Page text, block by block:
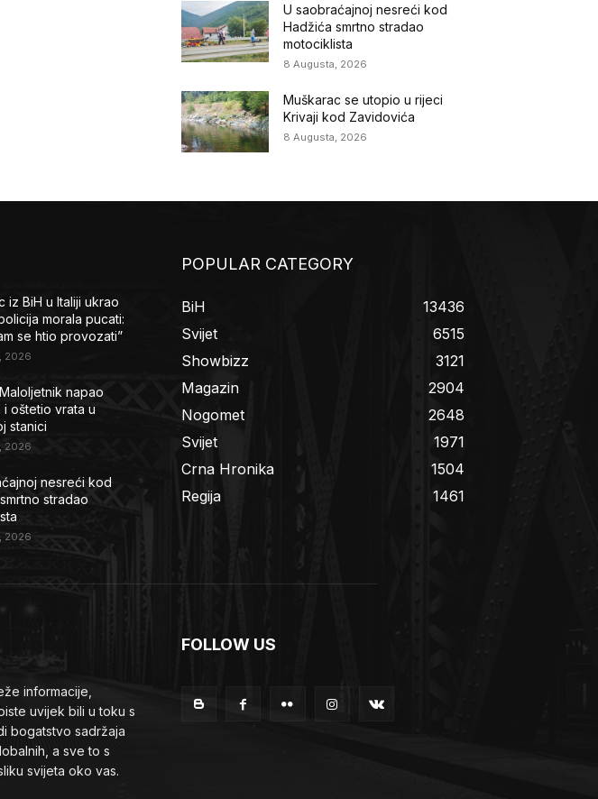
U saobraćajnoj nesreći kod
Hadžića smrtno stradao
motociklista
8 Augusta, 2026
Muškarac se utopio u rijeci
Krivaji kod Zavidovića
8 Augusta, 2026
iz BiH u Italiji ukrao
morala pucati:
se htio provozati”
2026
napao
i oštetio vrata u
stanici
2026
nesreći kod
stradao
2026
POPULAR CATEGORY
BiH
13436
Svijet
6515
Showbizz
3121
Magazin
2904
Nogomet
2648
Svijet
1971
Crna Hronika
1504
Regija
1461
informacije,
uvijek bili u toku s
bogatstvo sadržaja
a sve to s
svijeta oko vas.
FOLLOW US